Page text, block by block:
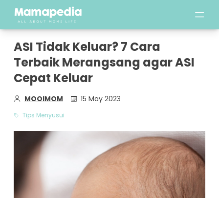
ASI Tidak Keluar? 7 Cara
Terbaik Merangsang agar ASI
Cepat Keluar
MOOIMOM 15 May 2023
Tips Menyusui